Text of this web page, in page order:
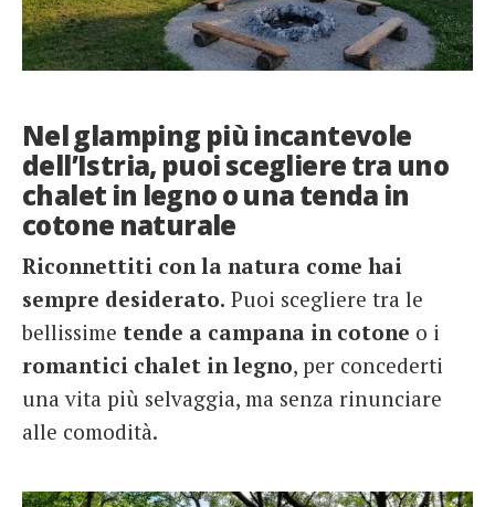
Nel glamping più incantevole
dell’Istria, puoi scegliere tra uno
chalet in legno o una tenda in
cotone naturale
Riconnettiti con la natura come hai
sempre desiderato. Puoi scegliere tra le
bellissime tende a campana in cotone o i
romantici chalet in legno, per concederti
una vita più selvaggia, ma senza rinunciare
alle comodità.